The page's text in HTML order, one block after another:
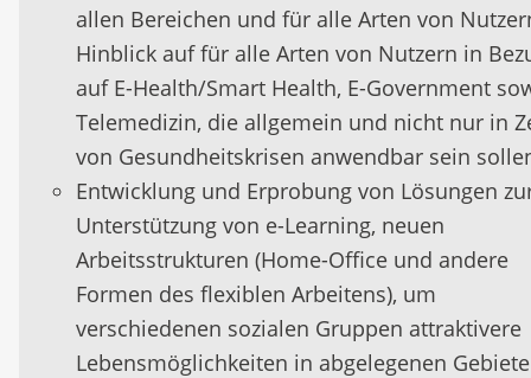
allen Bereichen und für alle Arten von
Hinblick auf für alle Arten von Nutzern in
auf E-Health/Smart Health, E-Government
Telemedizin, die allgemein und nicht nur in
von Gesundheitskrisen anwendbar sein
Entwicklung und Erprobung von Lösungen
Unterstützung von e-Learning, neuen
Arbeitsstrukturen (Home-Office und andere
Formen des flexiblen Arbeitens), um
verschiedenen sozialen Gruppen attraktivere
Lebensmöglichkeiten in abgelegenen